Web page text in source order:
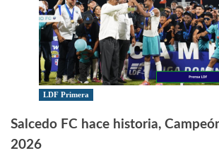
LDF Primera
Salcedo FC hace historia,
2026